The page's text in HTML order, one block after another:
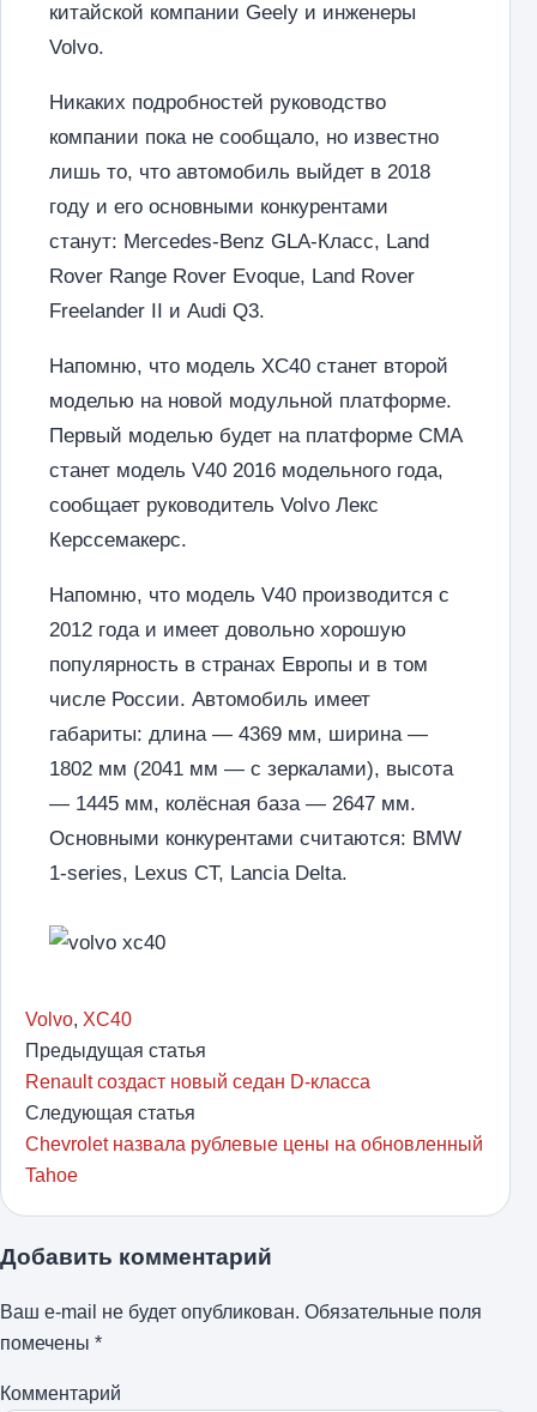
китайской компании Geely и инженеры
Volvo.
Никаких подробностей руководство
компании пока не сообщало, но известно
лишь то, что автомобиль выйдет в 2018
году и его основными конкурентами
станут: Mercedes-Benz GLA-Класс, Land
Rover Range Rover Evoque, Land Rover
Freelander II и Audi Q3.
Напомню, что модель XC40 станет второй
моделью на новой модульной платформе.
Первый моделью будет на платформе CMA
станет модель V40 2016 модельного года,
сообщает руководитель Volvo Лекс
Керссемакерс.
Напомню, что модель V40 производится с
2012 года и имеет довольно хорошую
популярность в странах Европы и в том
числе России. Автомобиль имеет
габариты: длина — 4369 мм, ширина —
1802 мм (2041 мм — с зеркалами), высота
— 1445 мм, колёсная база — 2647 мм.
Основными конкурентами считаются: BMW
1-series, Lexus CT, Lancia Delta.
Volvo, XC40
Предыдущая статья
Renault создаст новый седан D-класса
Следующая статья
Chevrolet назвала рублевые цены на обновленный
Tahoe
Добавить комментарий
Ваш e-mail не будет опубликован. Обязательные поля
помечены *
Комментарий